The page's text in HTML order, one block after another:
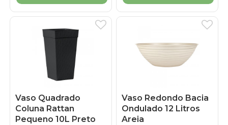
Vaso Quadrado
Coluna Rattan
Pequeno 10L Preto
Vaso Redondo Bacia
Ondulado 12 Litros
Areia